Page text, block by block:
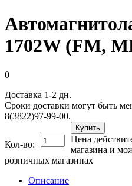
1702W (FM,
0
Доставка 1-2 дн.
Сроки доставки могут быть
8(3822)97-99-00.
Кол-во:
Купить
Цена
магазина и
розничных магазинах
Описание